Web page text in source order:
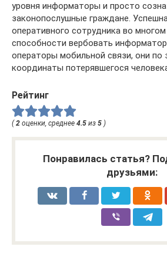
уровня информаторы и просто
законопослушные граждане.
оперативного сотрудника во
способности вербовать
операторы мобильной связи, они по
координаты потерявшегося
Рейтинг
( 2 оценки, среднее 4.5 из 5 )
Понравилась статья?
друзьями: